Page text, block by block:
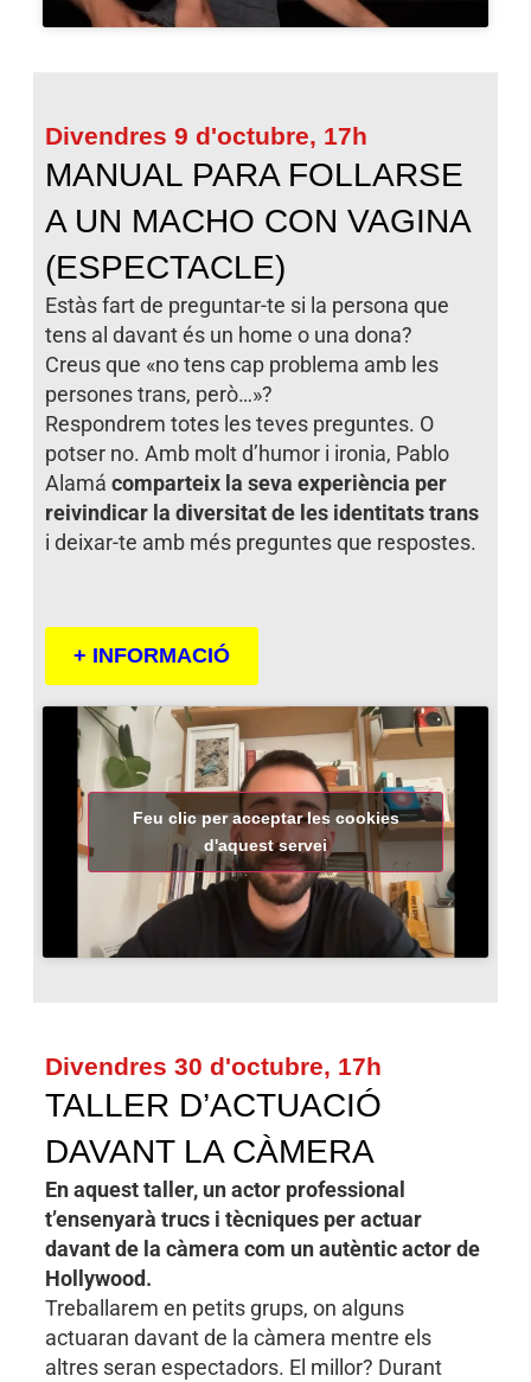
Divendres 9 d'octubre, 17h
MANUAL PARA FOLLARSE
A UN MACHO CON VAGINA
(ESPECTACLE)
Estàs fart de preguntar-te si la persona que
tens al davant és un home o una dona?
Creus que «no tens cap problema amb les
persones trans, però…»?
Respondrem totes les teves preguntes. O
potser no. Amb molt d’humor i ironia, Pablo
Alamá comparteix la seva experiència per
reivindicar la diversitat de les identitats trans
i deixar-te amb més preguntes que respostes.
+ INFORMACIÓ
Feu clic per acceptar les cookies
d'aquest servei
Divendres 30 d'octubre, 17h
TALLER D’ACTUACIÓ
DAVANT LA CÀMERA
En aquest taller, un actor professional
t’ensenyarà trucs i tècniques per actuar
davant de la càmera com un autèntic actor de
Hollywood.
Treballarem en petits grups, on alguns
actuaran davant de la càmera mentre els
altres seran espectadors. El millor? Durant